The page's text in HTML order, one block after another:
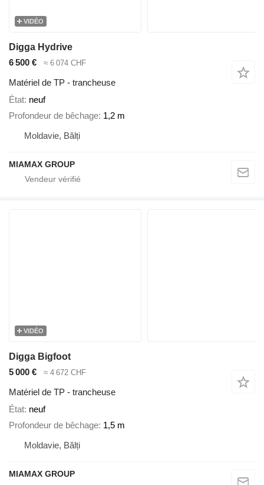
VIDÉO
Digga Hydrive
6 500 €
≈ 6 074 CHF
Matériel de TP - trancheuse
État neuf
Profondeur de bêchage 1,2 m
Moldavie, Bălți
MIAMAX GROUP
VIDÉO
Digga Bigfoot
5 000 €
≈ 4 672 CHF
Matériel de TP - trancheuse
État neuf
Profondeur de bêchage 1,5 m
Moldavie, Bălți
MIAMAX GROUP